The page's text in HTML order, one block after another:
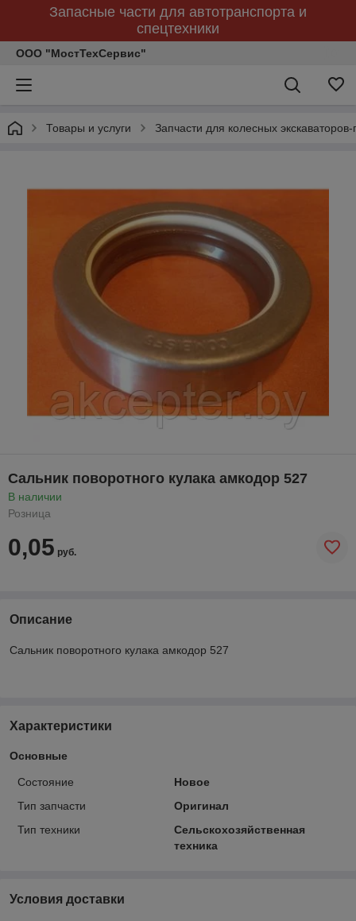
Запасные части для автотранспорта и
спецтехники
ООО "МостТехСервис"
Товары и услуги Запчасти для колесных экскаваторов-
Сальник поворотного кулака амкодор 527
В наличии
Розница
0,05 руб.
Описание
Сальник поворотного кулака амкодор 527
Характеристики
Основные
Состояние
Новое
Тип запчасти
Оригинал
Тип техники
Сельскохозяйственная
техника
Условия доставки